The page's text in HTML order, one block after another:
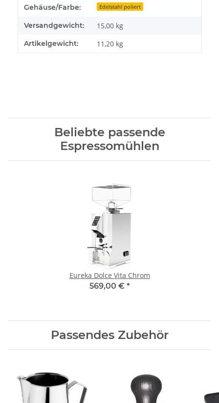
Gehäuse/Farbe: Edelstahl poliert
Versandgewicht: 15,00 kg
Artikelgewicht: 11,20 kg
Beliebte passende
Espressomühlen
Eureka Dolce Vita Chrom
569,00 € *
Passendes Zubehör